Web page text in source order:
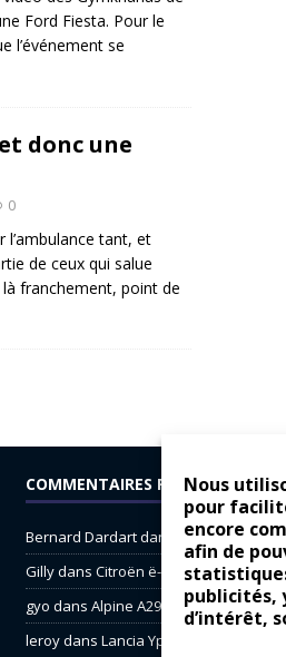
Nous
pour
encore
afin de
publicités,
d’intérêt,
Ford Fiesta. Pour le
l’événement se
donc une
0
l’ambulance tant, et
de ceux qui salue
là franchement, point de
COMMENTAIRES RÉCENTS
Bernard Dardartdans
Dacia
Gillydans Citroën ë-C3 : la révolution
gyo dans Alpine A290 : L’irrésistible
leroydans Lancia Ypsilon :